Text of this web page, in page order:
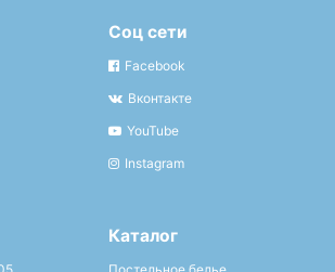
Соц сети
Facebook
Вконтакте
YouTube
Instagram
Каталог